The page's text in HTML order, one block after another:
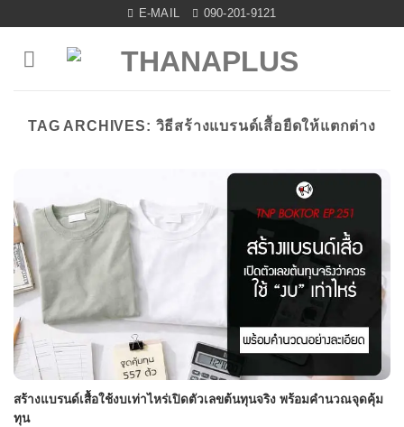
content
E-MAIL 090-201-9121
TAG ARCHIVES: วิธีสร้างแบรนด์เสื้อยืดให้แตกต่าง
สร้างแบรนด์เสื้อใช้งบเท่าไหร่เปิดตัวเลขต้นทุนจริง พร้อมคำนวณจุดคุ้ม
ทุน